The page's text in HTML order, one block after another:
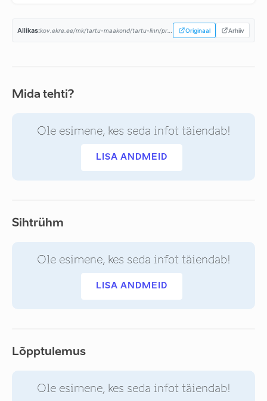
Allikas: Originaal Arhiiv
Mida tehti?
Ole esimene, kes seda infot täiendab!
LISA ANDMEID
Sihtrühm
Ole esimene, kes seda infot täiendab!
LISA ANDMEID
Lõpptulemus
Ole esimene, kes seda infot täiendab!